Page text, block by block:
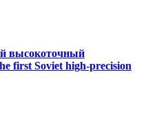
высокоточный
first Soviet high-precision